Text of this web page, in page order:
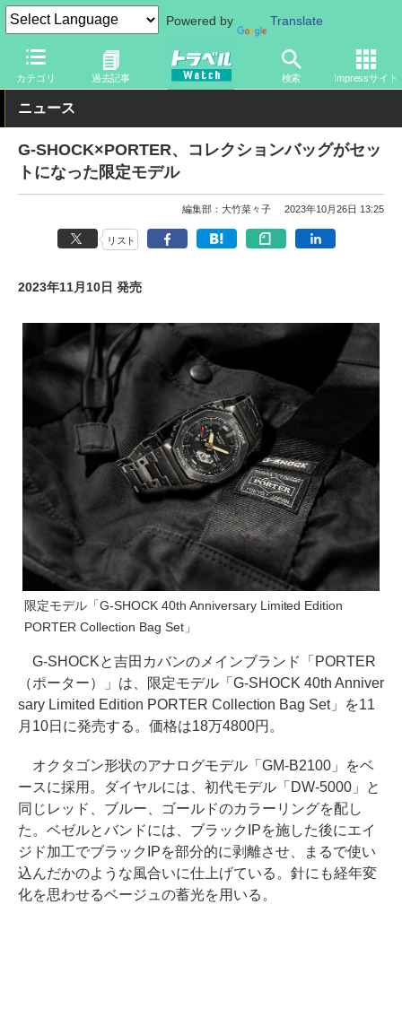
Powered by Translate
カテゴリ 過去記事 検索 Impressサイト
トラベル Watch 旅のアイテム 旅行グッズ 時計
ニュース
G-SHOCK×PORTER、コレクションバッグがセッ
トになった限定モデル
編集部：大竹菜々子 2023年10月26日 13:25
リスト
2023年11月10日 発売
限定モデル「G-SHOCK 40th Anniversary Limited Edition
PORTER Collection Bag Set」
G-SHOCKと吉田カバンのメインブランド「PORTER
（ポーター）」は、限定モデル「G-SHOCK 40th Anniver
sary Limited Edition PORTER Collection Bag Set」を11
月10日に発売する。価格は18万4800円。
オクタゴン形状のアナログモデル「GM-B2100」をベ
ースに採用。ダイヤルには、初代モデル「DW-5000」と
同じレッド、ブルー、ゴールドのカラーリングを配し
た。ベゼルとバンドには、ブラックIPを施した後にエイ
ジド加工でブラックIPを部分的に剥離させ、まるで使い
込んだかのような風合いに仕上げている。針にも経年変
化を思わせるベージュの蓄光を用いる。